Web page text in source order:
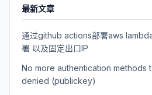
最新文章
通过github actions部署aws
署 以及固定出口IP
No more authentication methods
denied (publickey)